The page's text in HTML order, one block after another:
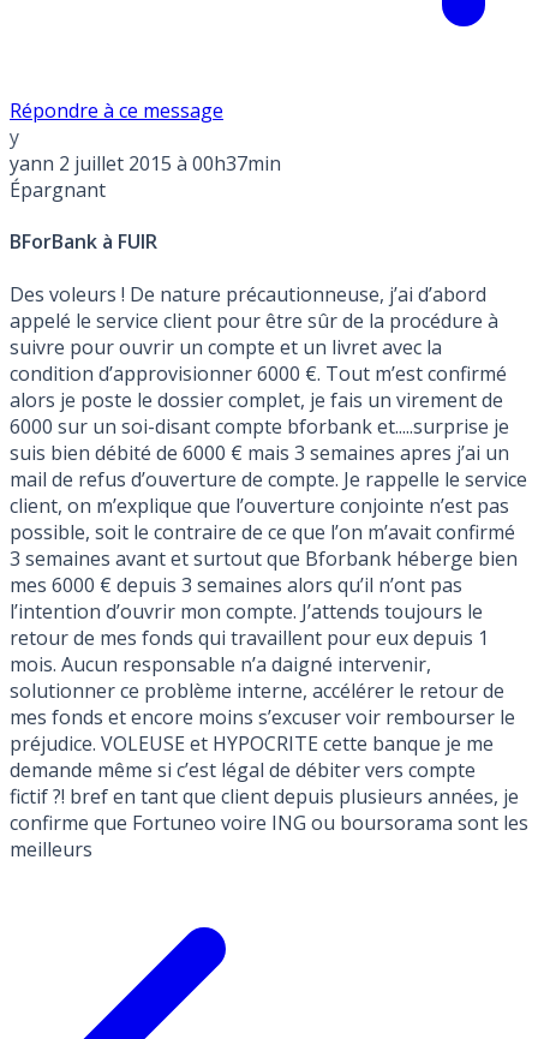
Répondre à ce message
y
yann 2 juillet 2015 à 00h37min
Épargnant
BForBank à FUIR
Des voleurs ! De nature précautionneuse, j’ai d’abord
appelé le service client pour être sûr de la procédure à
suivre pour ouvrir un compte et un livret avec la
condition d’approvisionner 6000 €. Tout m’est confirmé
alors je poste le dossier complet, je fais un virement de
6000 sur un soi-disant compte bforbank et.....surprise je
suis bien débité de 6000 € mais 3 semaines apres j’ai un
mail de refus d’ouverture de compte. Je rappelle le service
client, on m’explique que l’ouverture conjointe n’est pas
possible, soit le contraire de ce que l’on m’avait confirmé
3 semaines avant et surtout que Bforbank héberge bien
mes 6000 € depuis 3 semaines alors qu’il n’ont pas
l’intention d’ouvrir mon compte. J’attends toujours le
retour de mes fonds qui travaillent pour eux depuis 1
mois. Aucun responsable n’a daigné intervenir,
solutionner ce problème interne, accélérer le retour de
mes fonds et encore moins s’excuser voir rembourser le
préjudice. VOLEUSE et HYPOCRITE cette banque je me
demande même si c’est légal de débiter vers compte
fictif ?! bref en tant que client depuis plusieurs années, je
confirme que Fortuneo voire ING ou boursorama sont les
meilleurs